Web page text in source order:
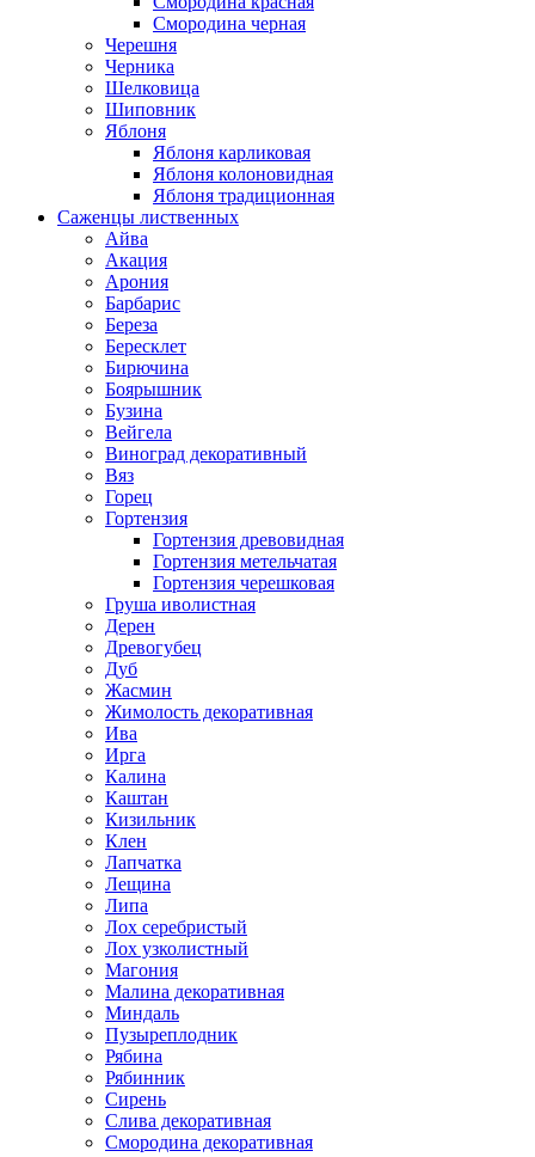
Смородина черная
Черешня
Черника
Шелковица
Шиповник
Яблоня
Яблоня карликовая
Яблоня колоновидная
Яблоня традиционная
Саженцы лиственных
Айва
Акация
Арония
Барбарис
Береза
Бересклет
Бирючина
Боярышник
Бузина
Вейгела
Виноград декоративный
Вяз
Горец
Гортензия
Гортензия древовидная
Гортензия метельчатая
Гортензия черешковая
Груша иволистная
Дерен
Древогубец
Дуб
Жасмин
Жимолость декоративная
Ива
Ирга
Калина
Каштан
Кизильник
Клен
Лапчатка
Лещина
Липа
Лох серебристый
Лох узколистный
Магония
Малина декоративная
Миндаль
Пузыреплодник
Рябина
Рябинник
Сирень
Слива декоративная
Смородина декоративная